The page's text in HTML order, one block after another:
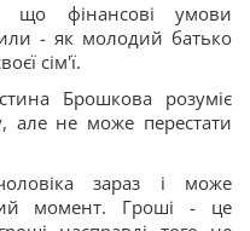
що фінансові умови
- як молодий батько
сім'ї.
Брошкова розуміє
але не може перестати
зараз і може
момент. Гроші - це